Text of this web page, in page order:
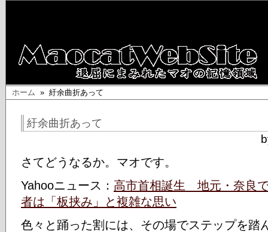
ホーム » 紆余曲折あって
紆余曲折あって
さてどうなるか。マオです。
Yahooニュース： 高市首相誕生 地元・奈良
者は「板挟み」と複雑な思い
色々と踊った割には、その場でステップを踏